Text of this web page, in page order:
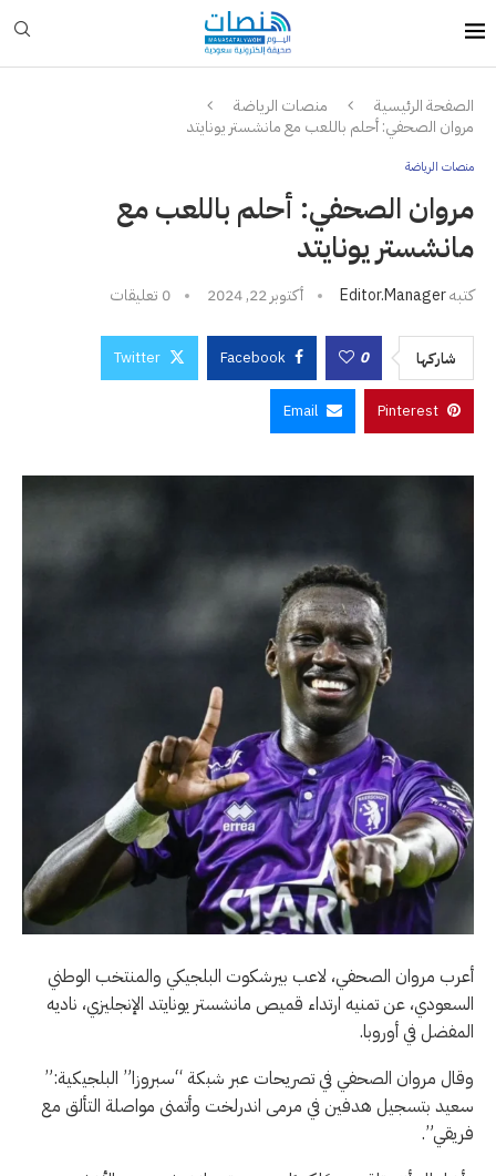
الصفحة الرئيسية
منصات الرياضة
مروان الصحفي: أحلم باللعب مع مانشستر يونايتد
منصات الرياضة
مروان الصحفي: أحلم باللعب مع
مانشستر يونايتد
كتبهEditor.manager أكتوبر 22, 2024 0 تعليقات
شاركها 0
Facebook
Twitter
Pinterest
Email
أعرب مروان الصحفي، لاعب بيرشكوت البلجيكي والمنتخب الوطني
السعودي، عن تمنيه ارتداء قميص مانشستر يونايتد الإنجليزي، ناديه
المفضل في أوروبا.
وقال مروان الصحفي في تصريحات عبر شبكة “سبروزا” البلجيكية:”
سعيد بتسجيل هدفين في مرمى اندرلخت وأتمنى مواصلة التألق مع
فريقي”.